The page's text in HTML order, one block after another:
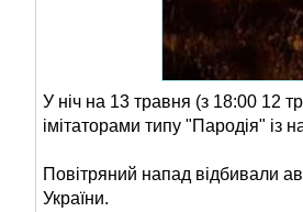
У ніч на 13 травня (з 18:00 12
імітаторами типу "Пародія"
Повітряний напад відбивали
України.